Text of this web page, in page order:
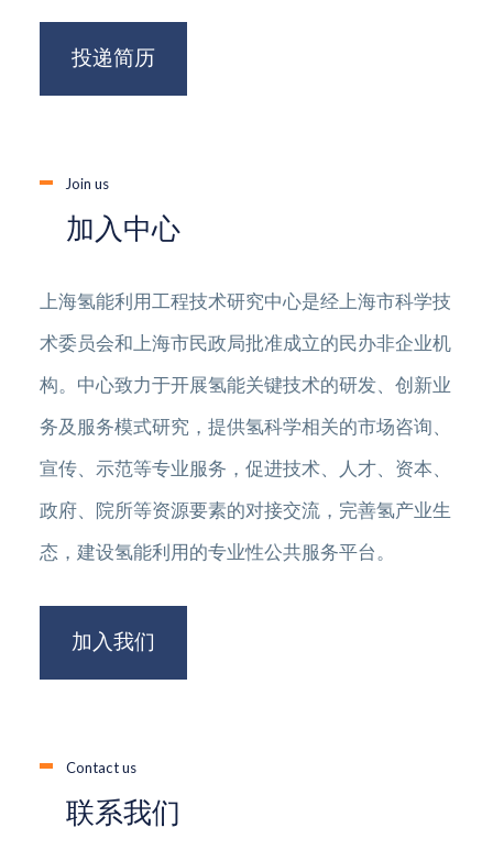
投递简历
Join us
加入中心
上海氢能利用工程技术研究中心是经上海市科学技
术委员会和上海市民政局批准成立的民办非企业机
构。中心致力于开展氢能关键技术的研发、创新业
务及服务模式研究，提供氢科学相关的市场咨询、
宣传、示范等专业服务，促进技术、人才、资本、
政府、院所等资源要素的对接交流，完善氢产业生
态，建设氢能利用的专业性公共服务平台。
加入我们
Contact us
联系我们